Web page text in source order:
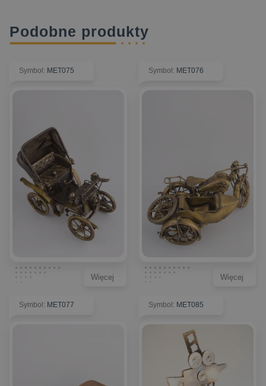
Podobne produkty
Symbol: MET075
Więcej
Symbol: MET076
Więcej
Symbol: MET077 Symbol: MET085